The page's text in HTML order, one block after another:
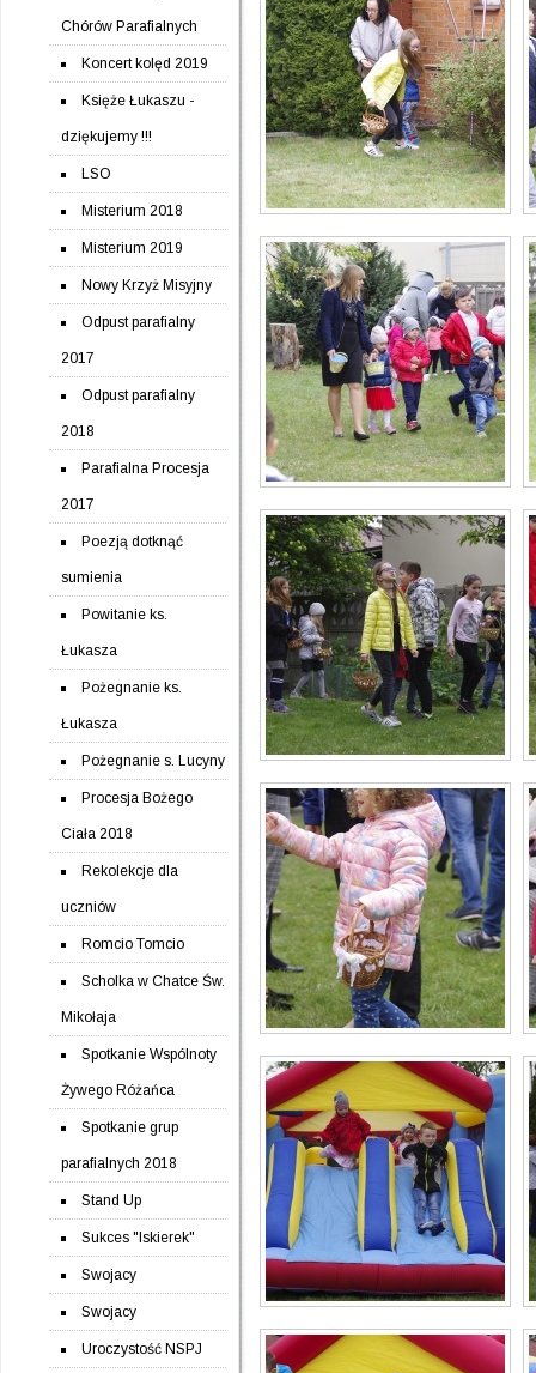
Chórów Parafialnych
Koncert kolęd 2019
Księże Łukaszu -
dziękujemy !!!
LSO
Misterium 2018
Misterium 2019
Nowy Krzyż Misyjny
Odpust parafialny
2017
Odpust parafialny
2018
Parafialna Procesja
2017
Poezją dotknąć
sumienia
Powitanie ks.
Łukasza
Pożegnanie ks.
Łukasza
Pożegnanie s. Lucyny
Procesja Bożego
Ciała 2018
Rekolekcje dla
uczniów
Romcio Tomcio
Scholka w Chatce Św.
Mikołaja
Spotkanie Wspólnoty
Żywego Różańca
Spotkanie grup
parafialnych 2018
Stand Up
Sukces "Iskierek"
Swojacy
Swojacy
Uroczystość NSPJ